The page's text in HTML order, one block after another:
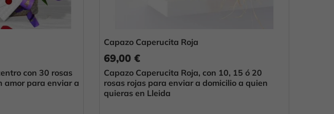
con 30 rosas
amor para enviar a
Capazo Caperucita Roja
69,00 €
Capazo Caperucita Roja, con 10, 15 ó 20
rosas rojas para enviar a domicilio a quien
quieras en Lleida